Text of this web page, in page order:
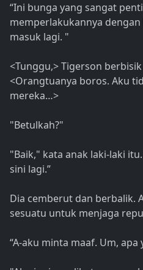
“Ini bunga yang sangat
memperlakukannya
masuk lagi. "
<Tunggu,> Tigerson
<Orangtuanya boros. Aku
mereka…>
"Betulkah?"
"Baik," kata anak laki-laki
sini lagi.”
Dia cemberut dan berbalik.
sesuatu untuk menjaga
“A-aku minta maaf. Um,